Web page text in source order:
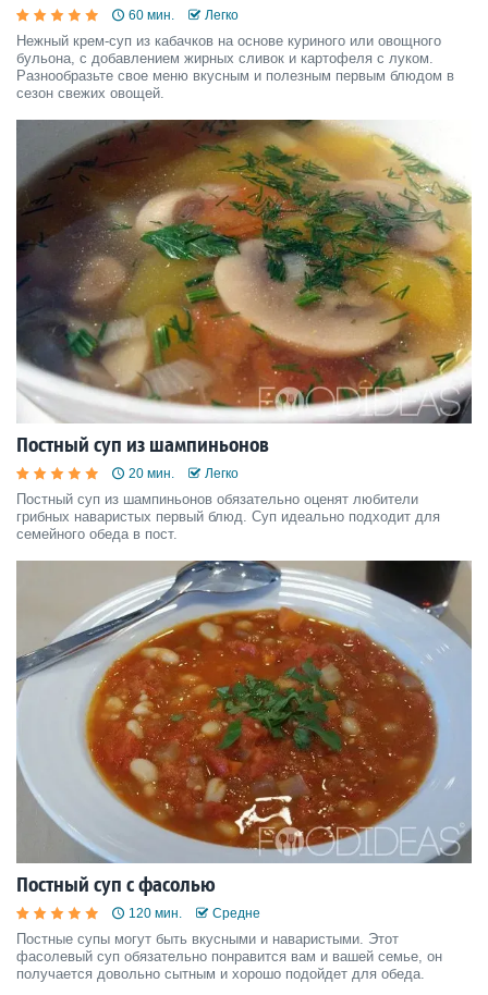
60 мин. Легко
Нежный крем-суп из кабачков на основе куриного или овощного
бульона, с добавлением жирных сливок и картофеля с луком.
Разнообразьте свое меню вкусным и полезным первым блюдом в
сезон свежих овощей.
Постный суп из шампиньонов
20 мин. Легко
Постный суп из шампиньонов обязательно оценят любители
грибных наваристых первый блюд. Суп идеально подходит для
семейного обеда в пост.
Постный суп с фасолью
120 мин. Средне
Постные супы могут быть вкусными и наваристыми. Этот
фасолевый суп обязательно понравится вам и вашей семье, он
получается довольно сытным и хорошо подойдет для обеда.